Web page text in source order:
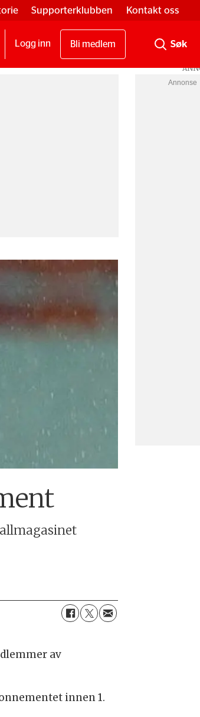
Supporterklubben Kontakt oss
Logg inn Bli medlem
av
innen 1.
Annonse